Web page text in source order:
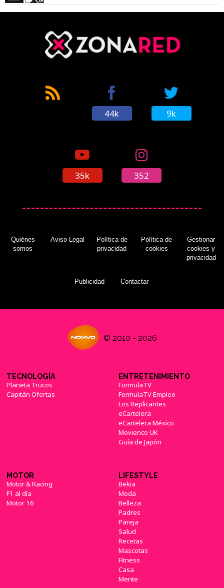
44k 9k
35k 352
Quiénes
somos
Aviso Legal
Política de
privacidad
Política de
cookies
Gestionar
cookies y
privacidad
Publicidad Contactar
© 2010 - 2026
TECNOLOGÍA
Planeta Trucos
Capitán Ofertas
ENTRETENIMIENTO
FormulaTV
FormulaTV Empleo
Los Replicantes
eCartelera
eCartelera México
Movienco UK
Guía de Japón
MOTOR
Motor & Racing
F1 al día
Motor 16
LIFESTYLE
Bekia
Moda
Belleza
Padres
Pareja
Salud
Recetas
Mascotas
Fitness
Casa
Mente